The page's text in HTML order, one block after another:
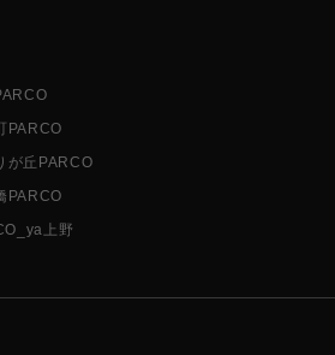
PARCO
が丘PARCO
PARCO
上野